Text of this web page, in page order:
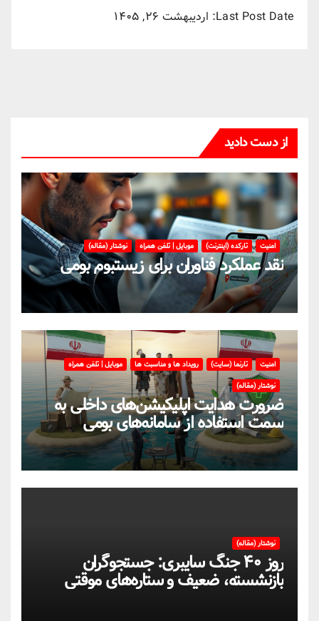
Last Post Date: اردیبهشت ۲۶, ۱۴۰۵
از دست دادید
امنیت تارکده (اینترنت) موبایل | تلفن همراه نوشتار (مقاله)
نقد عملکرد فناوران برای زیستبوم بومی
امنیت تارنما (سایت) رویداد ها و مناسبت ها
موبایل | تلفن همراه
نوشتار (مقاله)
ضرورت هدایت اپلیکیشن‌های داخلی به
سمت استفاده از سامانه‌های بومی
نوشتار (مقاله)
روز ۴۰ جنگ سایبری: جستجوگران
بازنشسته، ضعیف و ستاره‌های موقتی
ایران در بحران اینترنت!